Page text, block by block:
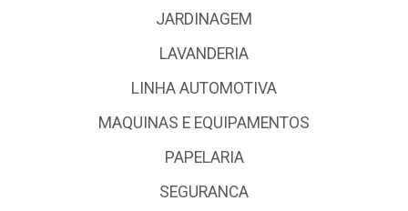
JARDINAGEM
LAVANDERIA
LINHA AUTOMOTIVA
MAQUINAS E EQUIPAMENTOS
PAPELARIA
SEGURANCA